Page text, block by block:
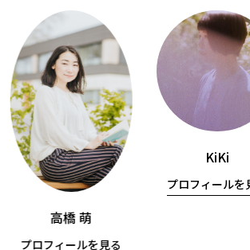
高橋 萌
プロフィールを見る
KiKi
プロフィールを